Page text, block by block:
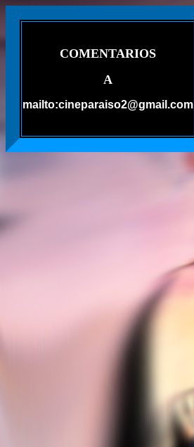
COMENTARIOS
A
mailto:cineparaiso2@gmail.com